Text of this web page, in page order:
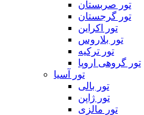
تور صربستان
تور گرجستان
تور اکراین
تور بلاروس
تور ترکیه
تور گروهی اروپا
تور آسیا
تور بالی
تور ژاپن
تور مالزی